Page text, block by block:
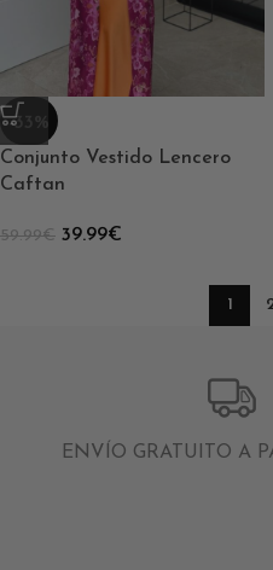
-33%
Conjunto Vestido Lencero
Caftan
59.99€ 39.99€
1
ENVÍO GRATUITO A